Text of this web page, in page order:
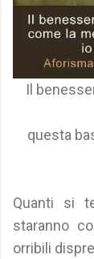
Il
questa
Quanti si
staranno
orribili